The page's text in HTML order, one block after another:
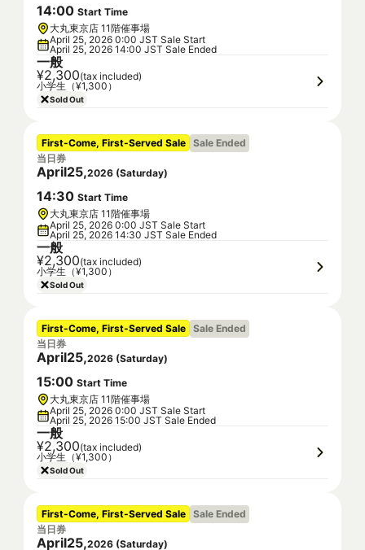
14:00 Start Time
大丸東京店 11階催事場
April 25, 2026 0:00 JST Sale Start
April 25, 2026 14:00 JST Sale Ended
一般
¥2,300(tax included)
小学生（¥1,300）
Sold Out
First-Come, First-Served Sale Sale Ended
当日券
April25,2026 (Saturday)
14:30 Start Time
大丸東京店 11階催事場
April 25, 2026 0:00 JST Sale Start
April 25, 2026 14:30 JST Sale Ended
一般
¥2,300(tax included)
小学生（¥1,300）
Sold Out
First-Come, First-Served Sale Sale Ended
当日券
April25,2026 (Saturday)
15:00 Start Time
大丸東京店 11階催事場
April 25, 2026 0:00 JST Sale Start
April 25, 2026 15:00 JST Sale Ended
一般
¥2,300(tax included)
小学生（¥1,300）
Sold Out
First-Come, First-Served Sale Sale Ended
当日券
April25,2026 (Saturday)